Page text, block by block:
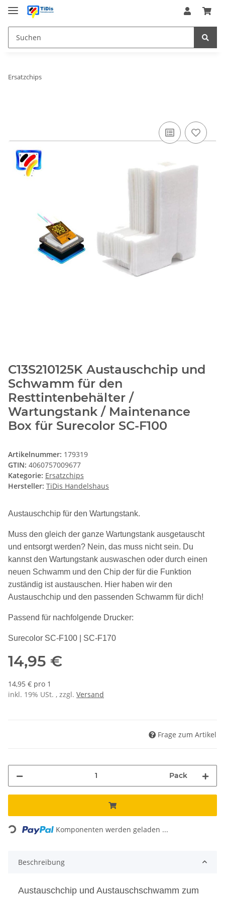
Ersatzchips
C13S210125K Austauschchip und
Schwamm für den
Resttintenbehälter /
Wartungstank / Maintenance
Box für Surecolor SC-F100
Artikelnummer: 179319
GTIN: 4060757009677
Kategorie: Ersatzchips
Hersteller: TiDis Handelshaus
Austauschchip für den Wartungstank.
Muss den gleich der ganze Wartungstank ausgetauscht
und entsorgt werden? Nein, das muss nicht sein. Du
kannst den Wartungstank auswaschen oder durch einen
neuen Schwamm und den Chip der für die Funktion
zuständig ist austauschen. Hier haben wir den
Austauschchip und den passenden Schwamm für dich!
Passend für nachfolgende Drucker:
Surecolor SC-F100 | SC-F170
14,95 €
14,95 € pro 1
inkl. 19% USt. , zzgl. Versand
Frage zum Artikel
Pack
Loading... Komponenten werden geladen ...
Beschreibung
Austauschchip und Austauschschwamm zum